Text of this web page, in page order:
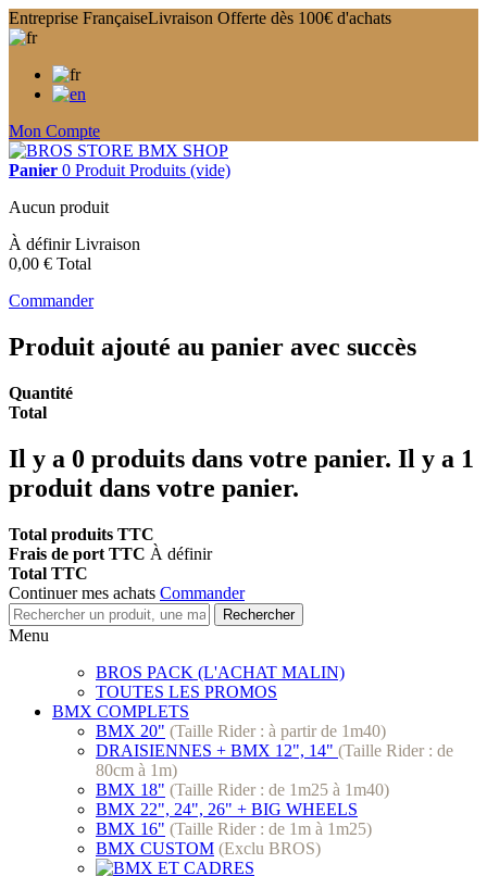
Entreprise FrançaiseLivraison Offerte dès 100€ d'achats
Mon Compte
Panier 0 Produit Produits (vide)
Aucun produit
À définirLivraison
0,00 € Total
Commander
Produit ajouté au panier avec succès
Quantité
Total
Il y a 0 produits dans votre panier. Il y a 1
produit dans votre panier.
Total produits TTC
Frais de port TTC À définir
Total TTC
Continuer mes achats Commander
Rechercher
Menu
BROS PACK (L'ACHAT MALIN)
TOUTES LES PROMOS
BMX COMPLETS
BMX 20" (Taille Rider : à partir de 1m40)
DRAISIENNES + BMX 12", 14" (Taille Rider : de
80cm à 1m)
BMX 18" (Taille Rider : de 1m25 à 1m40)
BMX 22", 24", 26" + BIG WHEELS
BMX 16" (Taille Rider : de 1m à 1m25)
BMX CUSTOM (Exclu BROS)